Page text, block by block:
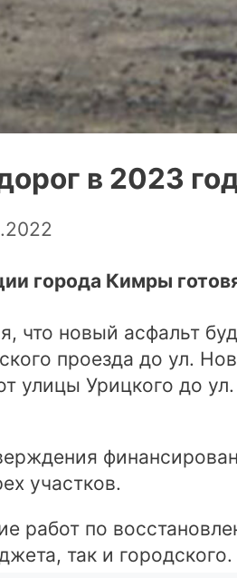
в 2023
города Кимры
что новый асфальт
проезда до ул.
улицы Урицкого до
участков.
работ по
так и городского.